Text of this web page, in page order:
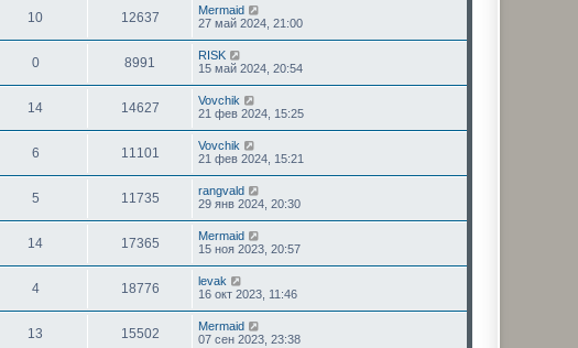
10 12637
Mermaid
27 май 2024, 21:00
0 8991
RISK
15 май 2024, 20:54
14 14627
Vovchik
21 фев 2024, 15:25
6 11101
Vovchik
21 фев 2024, 15:21
5 11735
rangvald
29 янв 2024, 20:30
14 17365
Mermaid
15 ноя 2023, 20:57
4 18776
levak
16 окт 2023, 11:46
13 15502
Mermaid
07 сен 2023, 23:38